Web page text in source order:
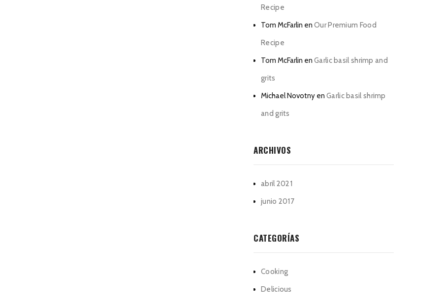
Recipe
Tom McFarlin en Our Premium Food
Recipe
Tom McFarlin en Garlic basil shrimp and
grits
Michael Novotny en Garlic basil shrimp
and grits
ARCHIVOS
abril 2021
junio 2017
CATEGORÍAS
Cooking
Delicious